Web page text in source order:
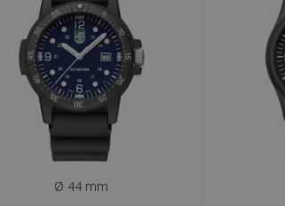
Ø 44 mm